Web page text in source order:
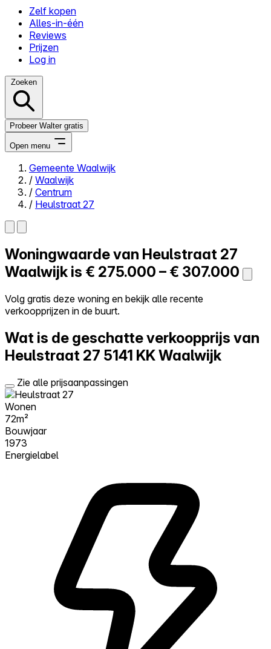
Zelf kopen
Alles-in-één
Reviews
Prijzen
Log in
Zoeken
Probeer Walter gratis
Open menu
Close menu
Zelf kopen
Alles-in-één
Reviews
Log in
Gemeente Waalwijk
/ Waalwijk
/ Centrum
/ Heulstraat 27
Woningwaarde van Heulstraat 27
Waalwijk is € 275.000 – € 307.000
Volg gratis deze woning en bekijk alle recente
verkoopprijzen in de buurt.
Wat is de geschatte verkoopprijs van
Heulstraat 27 5141 KK Waalwijk
Zie alle prijsaanpassingen
Wonen
72m²
Bouwjaar
1973
Energielabel